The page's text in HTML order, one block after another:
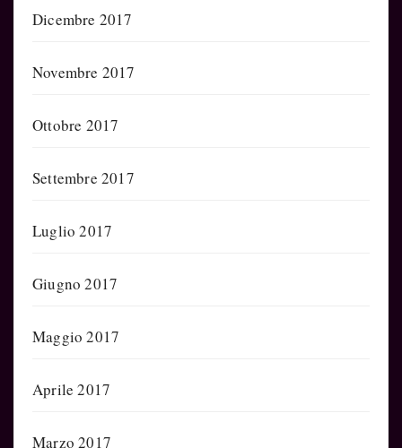
Dicembre 2017
Novembre 2017
Ottobre 2017
Settembre 2017
Luglio 2017
Giugno 2017
Maggio 2017
Aprile 2017
Marzo 2017